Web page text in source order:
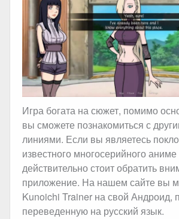
Игра богата на сюжет, помимо
вы сможете познакомиться с
линиями. Если вы являетесь
известного многосерийного
действительно стоит обратить
приложение. На нашем сайте вы
Kunoichi Trainer на свой Андроид,
переведенную на русский язык.